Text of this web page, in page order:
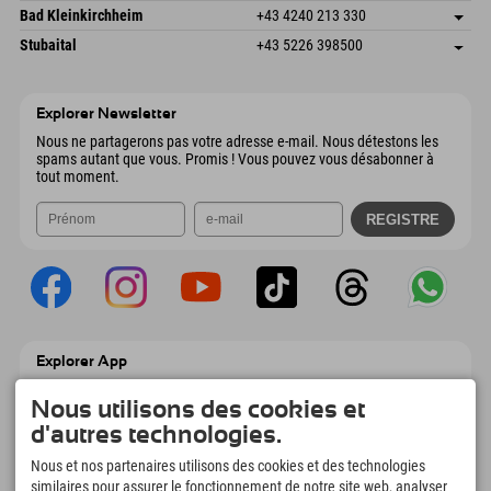
Autriche
Réservation
Gscheat 14
6441 Umhausen
Autriche
Enregistrer l'adresse
Informations d'arrivée
Réservation
Bad Kleinkirchheim +43 4240 213 330
Dorfstraße 24
Enregistrer l'adresse
Stubaital +43 5226 398500
Explorer Newsletter
Nous ne partagerons pas votre adresse e-mail. Nous détestons les
spams autant que vous. Promis ! Vous pouvez vous désabonner à
tout moment.
Explorer App
Explorer à emporter avec aperçu de vos
réservations, liste de choses à faire, aperçu
des restaurants et bien plus encore.
Téléchargez-le maintenant !
Nous utilisons des cookies et
d'autres technologies.
Nous et nos partenaires utilisons des cookies et des technologies
similaires pour assurer le fonctionnement de notre site web, analyser